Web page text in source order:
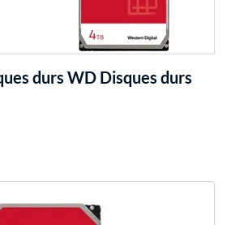
durs WD Disques durs